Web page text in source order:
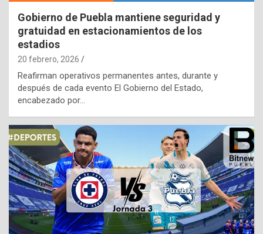
Gobierno de Puebla mantiene seguridad y
gratuidad en estacionamientos de los
estadios
20 febrero, 2026
Reafirman operativos permanentes antes, durante y
después de cada evento El Gobierno del Estado,
encabezado por…